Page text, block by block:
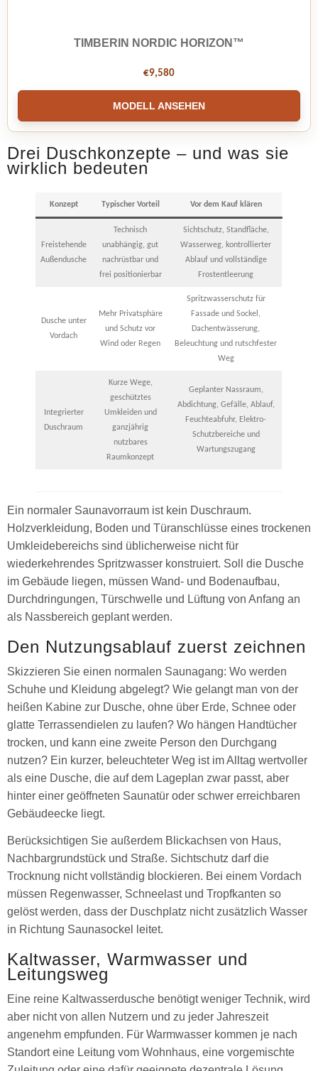
TIMBERIN NORDIC HORIZON™
€9,580
MODELL ANSEHEN
Drei Duschkonzepte – und was sie
wirklich bedeuten
Konzept Typischer Vorteil Vor dem Kauf klären
Freistehende
Außendusche
Technisch
unabhängig, gut
nachrüstbar und
frei positionierbar
Sichtschutz, Standfläche,
Wasserweg, kontrollierter
Ablauf und vollständige
Frostentleerung
Dusche unter
Vordach
Mehr Privatsphäre
und Schutz vor
Wind oder Regen
Spritzwasserschutz für
Fassade und Sockel,
Dachentwässerung,
Beleuchtung und rutschfester
Weg
Integrierter
Duschraum
Kurze Wege,
geschütztes
Umkleiden und
ganzjährig
nutzbares
Raumkonzept
Geplanter Nassraum,
Abdichtung, Gefälle, Ablauf,
Feuchteabfuhr, Elektro-
Schutzbereiche und
Wartungszugang
Ein normaler Saunavorraum ist kein Duschraum.
Holzverkleidung, Boden und Türanschlüsse eines trockenen
Umkleidebereichs sind üblicherweise nicht für
wiederkehrendes Spritzwasser konstruiert. Soll die Dusche
im Gebäude liegen, müssen Wand- und Bodenaufbau,
Durchdringungen, Türschwelle und Lüftung von Anfang an
als Nassbereich geplant werden.
Den Nutzungsablauf zuerst zeichnen
Skizzieren Sie einen normalen Saunagang: Wo werden
Schuhe und Kleidung abgelegt? Wie gelangt man von der
heißen Kabine zur Dusche, ohne über Erde, Schnee oder
glatte Terrassendielen zu laufen? Wo hängen Handtücher
trocken, und kann eine zweite Person den Durchgang
nutzen? Ein kurzer, beleuchteter Weg ist im Alltag wertvoller
als eine Dusche, die auf dem Lageplan zwar passt, aber
hinter einer geöffneten Saunatür oder schwer erreichbaren
Gebäudeecke liegt.
Berücksichtigen Sie außerdem Blickachsen von Haus,
Nachbargrundstück und Straße. Sichtschutz darf die
Trocknung nicht vollständig blockieren. Bei einem Vordach
müssen Regenwasser, Schneelast und Tropfkanten so
gelöst werden, dass der Duschplatz nicht zusätzlich Wasser
in Richtung Saunasockel leitet.
Kaltwasser, Warmwasser und
Leitungsweg
Eine reine Kaltwasserdusche benötigt weniger Technik, wird
aber nicht von allen Nutzern und zu jeder Jahreszeit
angenehm empfunden. Für Warmwasser kommen je nach
Standort eine Leitung vom Wohnhaus, eine vorgemischte